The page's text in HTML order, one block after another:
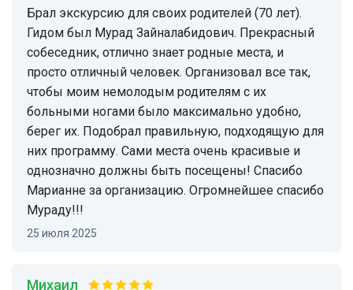
Брал экскурсию для своих родителей (70 лет).
Гидом был Мурад Зайналабидович. Прекрасный
собеседник, отлично знает родные места, и
просто отличный человек. Организовал все так,
чтобы моим немолодым родителям с их
больными ногами было максимально удобно,
берег их. Подобрал правильную, подходящую для
них программу. Сами места очень красивые и
однозначно должны быть посещены! Спасибо
Марианне за организацию. Огромнейшее спасибо
Мураду!!!
25 июля 2025
Михаил